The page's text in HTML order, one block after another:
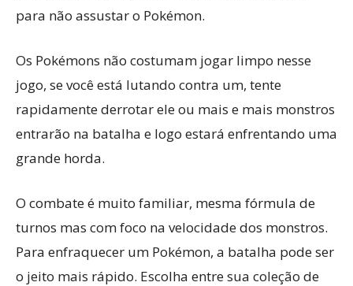
para não assustar o Pokémon.
Os Pokémons não costumam jogar limpo nesse
jogo, se você está lutando contra um, tente
rapidamente derrotar ele ou mais e mais monstros
entrarão na batalha e logo estará enfrentando uma
grande horda.
O combate é muito familiar, mesma fórmula de
turnos mas com foco na velocidade dos monstros.
Para enfraquecer um Pokémon, a batalha pode ser
o jeito mais rápido. Escolha entre sua coleção de